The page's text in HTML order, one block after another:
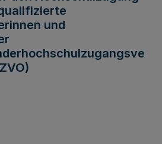
und